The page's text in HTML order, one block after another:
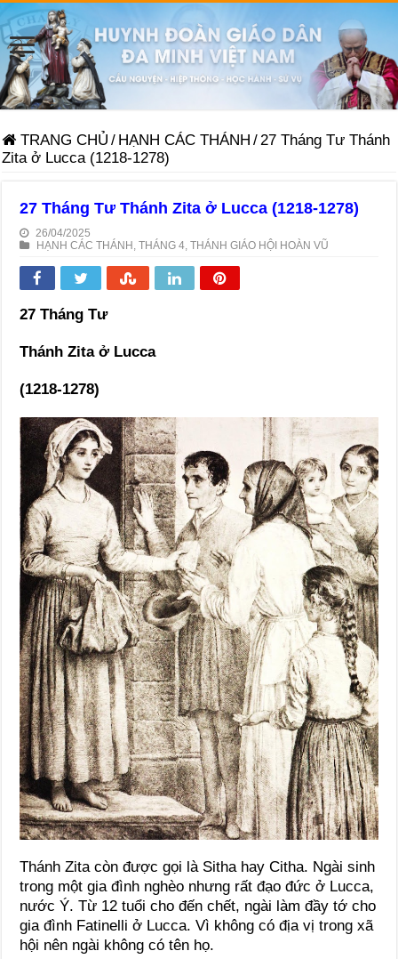
TRANG CHỦ / HẠNH CÁC THÁNH / 27 Tháng Tư Thánh
Zita ở Lucca (1218-1278)
27 Tháng Tư Thánh Zita ở Lucca (1218-1278)
26/04/2025
HẠNH CÁC THÁNH ,THÁNG 4 ,THÁNH GIÁO HỘI HOÀN VŨ
27 Tháng Tư
Thánh Zita ở Lucca
(1218-1278)
Thánh Zita còn được gọi là Sitha hay Citha. Ngài sinh
trong một gia đình nghèo nhưng rất đạo đức ở Lucca,
nước Ý. Từ 12 tuổi cho đến chết, ngài làm đầy tớ cho
gia đình Fatinelli ở Lucca. Vì không có địa vị trong xã
hội nên ngài không có tên họ.